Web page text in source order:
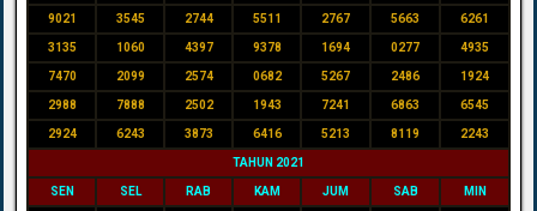
9021 3545 2744 5511 2767 5663 6261
3135 1060 4397 9378 1694 0277 4935
7470 2099 2574 0682 5267 2486 1924
2988 7888 2502 1943 7241 6863 6545
2924 6243 3873 6416 5213 8119 2243
TAHUN 2021
SEN SEL RAB KAM JUM SAB MIN